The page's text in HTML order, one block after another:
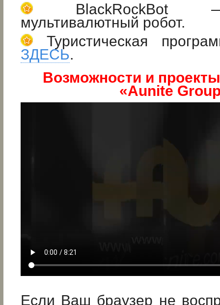
BlackRockBot
мультивалютный робот.
Туристическая
ЗДЕСЬ.
Возможности и
«Aunite
Если Ваш браузер не